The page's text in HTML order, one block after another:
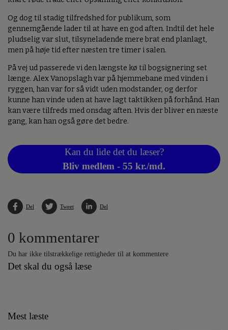
Og dog til stadig tilfredshed for publikum, som
gennemgående lader til at have en god aften. Indtil det hele
pludselig var slut, tilsyneladende mere brat end planlagt,
men på høje tid efter næsten tre timer i salen.
På vej ud passerede vi den længste kø til bogsignering set
længe. Alex Vanopslagh var på hjemmebane med vinden i
ryggen, han var for så vidt uden modstander, og derfor
kunne han vinde uden at have lagt taktikken på forhånd. Han
kan være tilfreds med onsdag aften. Hvis der bliver en næste
gang, kan han også gøre det bedre.
Kan du lide det du læser?
Bliv medlem - 55 kr./md.
Del Tweet Del
0 kommentarer
Du har ikke tilstrækkelige rettigheder til at kommentere
Det skal du også læse
Mest læste